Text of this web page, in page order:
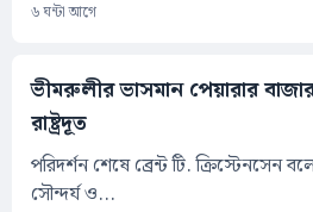
৬ ঘন্টা আগে
ভীমরুলীর ভাসমান পেয়ারার
রাষ্ট্রদূত
পরিদর্শন শেষে ব্রেন্ট টি. ক্রিস্টেনসেন
সৌন্দর্য ও...